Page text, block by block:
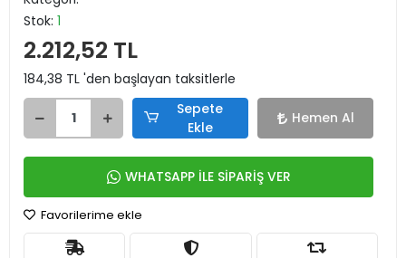
Stok: 1
2.212,52 TL
184,38 TL 'den başlayan taksitlerle
Sepete
Ekle
Hemen Al
WHATSAPP İLE SİPARİŞ VER
Favorilerime ekle